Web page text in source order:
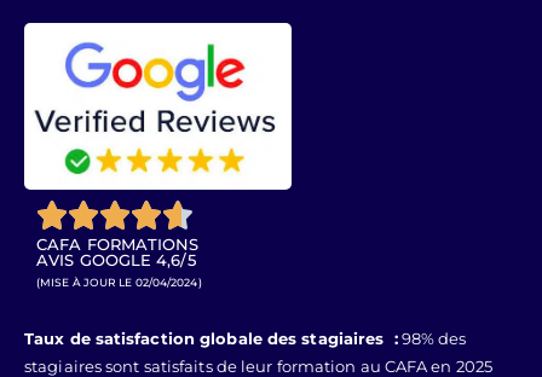

CAFA FORMATIONS
AVIS GOOGLE 4,6/5
(MISE À JOUR LE 02/04/2024)
Taux de satisfaction globale des stagiaires :98% des
stagiaires sont satisfaits de leur formation au CAFA en 2025